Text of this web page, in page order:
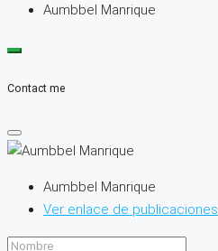
Aumbbel Manrique
Contact me
Aumbbel Manrique
Ver enlace de publicaciones